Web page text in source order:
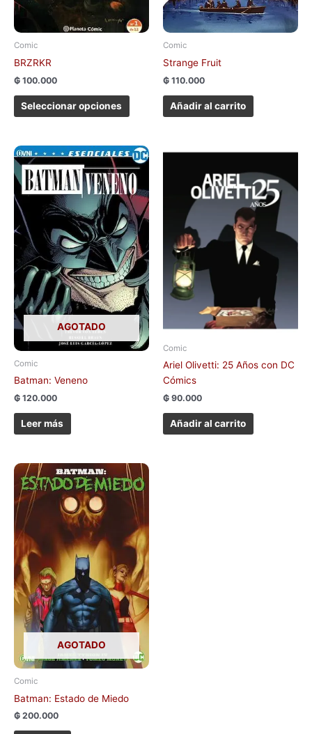
Comic
BRZRKR
₲ 100.000
Seleccionar opciones
página
de
productoComic
Strange Fruit
₲ 110.000
Añadir al carrito
AGOTADO
Comic
Batman: Veneno
₲ 120.000
Leer más
Comic
Ariel Olivetti: 25 Años con DC
Cómics
₲ 90.000
Añadir al carrito
AGOTADO
Comic
Batman: Estado de Miedo
₲ 200.000